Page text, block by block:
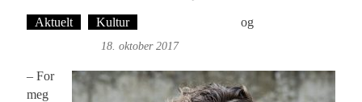
Aktuelt Kultur og
18. oktober 2017
– For
meg